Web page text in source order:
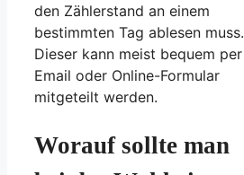
den Zählerstand an einem
bestimmten Tag ablesen muss.
Dieser kann meist bequem per
Email oder Online-Formular
mitgeteilt werden.
Worauf sollte man